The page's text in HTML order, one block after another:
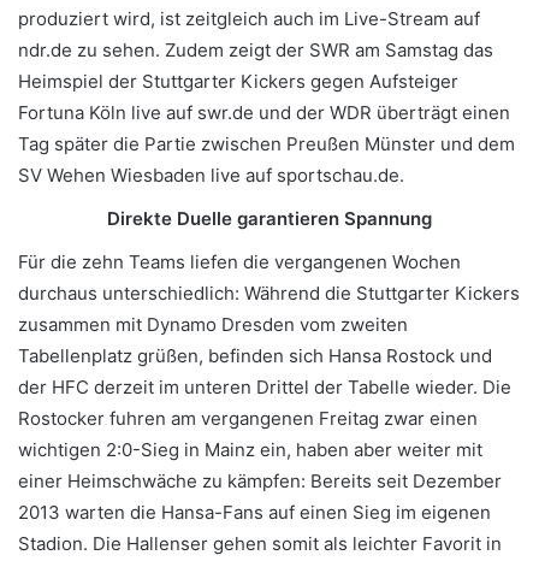
produziert wird, ist zeitgleich auch im Live-Stream auf
ndr.de zu sehen. Zudem zeigt der SWR am Samstag das
Heimspiel der Stuttgarter Kickers gegen Aufsteiger
Fortuna Köln live auf swr.de und der WDR überträgt einen
Tag später die Partie zwischen Preußen Münster und dem
SV Wehen Wiesbaden live auf sportschau.de.
Direkte Duelle garantieren Spannung
Für die zehn Teams liefen die vergangenen Wochen
durchaus unterschiedlich: Während die Stuttgarter Kickers
zusammen mit Dynamo Dresden vom zweiten
Tabellenplatz grüßen, befinden sich Hansa Rostock und
der HFC derzeit im unteren Drittel der Tabelle wieder. Die
Rostocker fuhren am vergangenen Freitag zwar einen
wichtigen 2:0-Sieg in Mainz ein, haben aber weiter mit
einer Heimschwäche zu kämpfen: Bereits seit Dezember
2013 warten die Hansa-Fans auf einen Sieg im eigenen
Stadion. Die Hallenser gehen somit als leichter Favorit in